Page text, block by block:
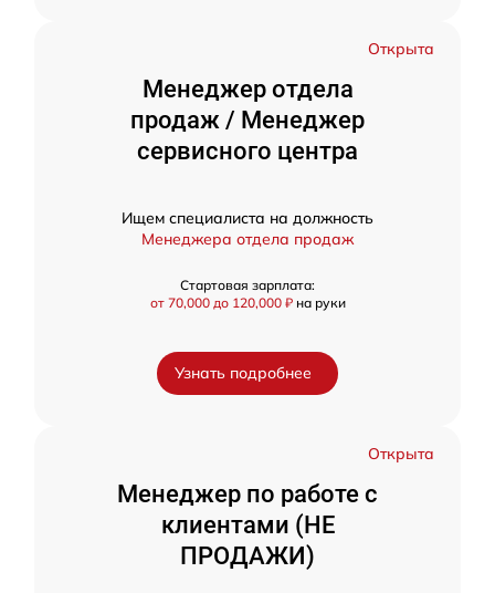
Открыта
Менеджер отдела
продаж / Менеджер
сервисного центра
Ищем специалиста на должность
Менеджера отдела продаж
Стартовая зарплата:
от 70,000 до 120,000 ₽ на руки
Узнать подробнее
Открыта
Менеджер по работе с
клиентами (НЕ
ПРОДАЖИ)